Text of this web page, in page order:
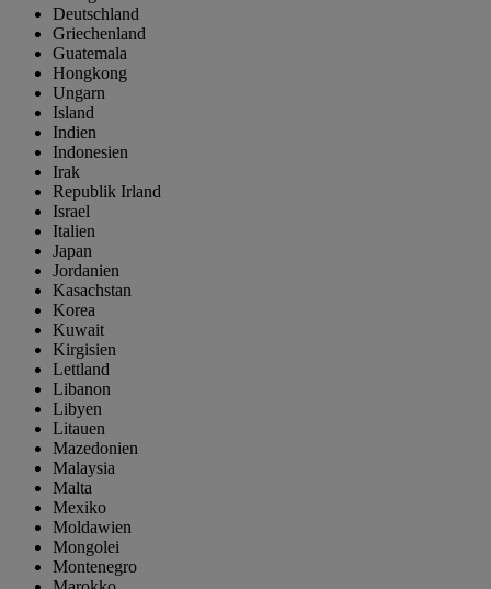
Deutschland
Griechenland
Guatemala
Hongkong
Ungarn
Island
Indien
Indonesien
Irak
Republik Irland
Israel
Italien
Japan
Jordanien
Kasachstan
Korea
Kuwait
Kirgisien
Lettland
Libanon
Libyen
Litauen
Mazedonien
Malaysia
Malta
Mexiko
Moldawien
Mongolei
Montenegro